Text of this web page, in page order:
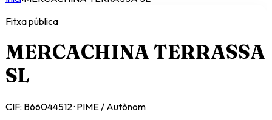
Fitxa pública
MERCACHINA TERRASSA
SL
CIF: B66044512· PIME / Autònom